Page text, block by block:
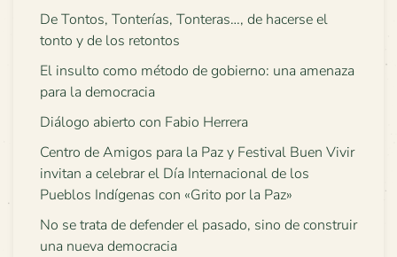
De Tontos, Tonterías, Tonteras…, de hacerse el
tonto y de los retontos
El insulto como método de gobierno: una amenaza
para la democracia
Diálogo abierto con Fabio Herrera
Centro de Amigos para la Paz y Festival Buen Vivir
invitan a celebrar el Día Internacional de los
Pueblos Indígenas con «Grito por la Paz»
No se trata de defender el pasado, sino de construir
una nueva democracia